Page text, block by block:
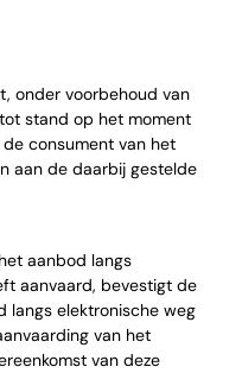
onder voorbehoud van
stand op het moment
consument van het
aan de daarbij gestelde
aanbod langs
aanvaard, bevestigt de
langs elektronische weg
van het
van deze